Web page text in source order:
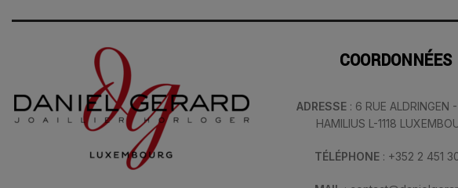
COORDONNÉES
ADRESSE: 6 RUE ALDRINGEN -
HAMILIUS L-1118
TÉLÉPHONE : +352 2 451